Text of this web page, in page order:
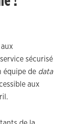
sécurisé
équipe de data
aux